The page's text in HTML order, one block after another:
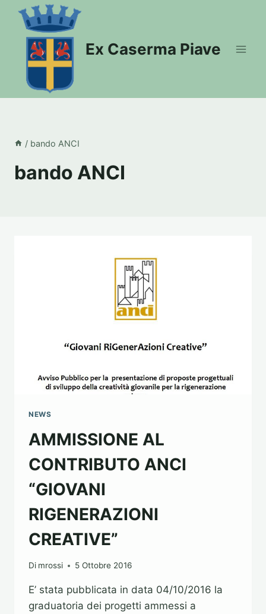
Salta
contenuto
Ex Caserma Piave
/ bando ANCI
bando ANCI
NEWS
AMMISSIONE AL
CONTRIBUTO ANCI
“GIOVANI
RIGENERAZIONI
CREATIVE”
Di mrossi 5 Ottobre 2016
E’ stata pubblicata in data 04/10/2016 la
graduatoria dei progetti ammessi a